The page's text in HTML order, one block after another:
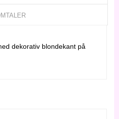
dekorativ blondekant på